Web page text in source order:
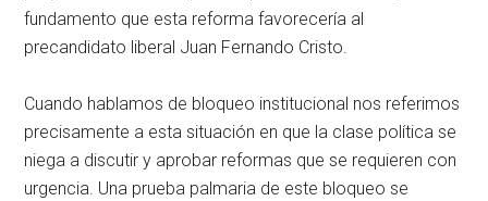
fundamento que esta reforma favorecería al
precandidato liberal Juan Fernando Cristo.
Cuando hablamos de bloqueo institucional nos referimos
precisamente a esta situación en que la clase política se
niega a discutir y aprobar reformas que se requieren con
urgencia. Una prueba palmaria de este bloqueo se